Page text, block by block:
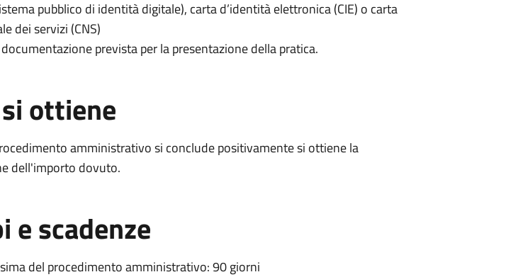
pubblico di identità digitale), carta d’identità elettronica (CIE) o carta
dei servizi (CNS)
prevista per la presentazione della pratica.
ottiene
amministrativo si conclude positivamente si ottiene la
dell'importo dovuto.
e scadenze
del procedimento amministrativo: 90 giorni